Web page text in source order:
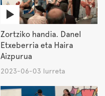
Zortziko handia. Danel
Etxeberria eta Haira
Aizpurua
2023-06-03 Iurreta